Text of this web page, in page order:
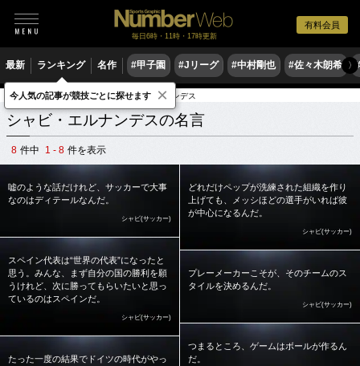
有料会員
毎日6時・11時・17時更新
最新 ランキング 名作 #甲子園 #Jリーグ #中村剛也 #佐々木朗希 〉
スポーツ名言集 シ シャビ・エルナンデス
シャビ・エルナンデスの名言
8 件中 1 - 8 件を表示
嘘のような話だけれど、サッカーで大事
なのはディテールなんだ。
シャビ(サッカー)
どれだけペップが洗練された組織を作り
上げても、メッシほどの選手がいれば彼
が中心になるんだ。
シャビ(サッカー)
スペイン代表は“世界の代表”になったと
思う。みんな、まず自分の国の勝利を願
うけれど、次に勝ってもらいたいと思っ
ているのはスペインだ。
シャビ(サッカー)
プレーメーカーこそが、そのチームのス
タイルを決めるんだ。
シャビ(サッカー)
たった一度の結果でドイツの時代がやっ
つまるところ、ゲームはボールが作るん
だ。
今人気の記事が競技ごとに探せます ×